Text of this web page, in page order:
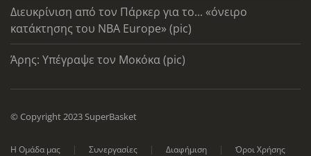
Διευκρίνιση από τον Πάρκερ για το... «όνειρο
κατάκτησης του ΝΒΑ Europe» (pic)
Άρης: Υπέγραψε τον Μοκόκα (pic)
© Copyright 2023 SuperBasket
Η Ομάδα μας Συνεργασίες Διαφήμιση Όροι Χρήσης